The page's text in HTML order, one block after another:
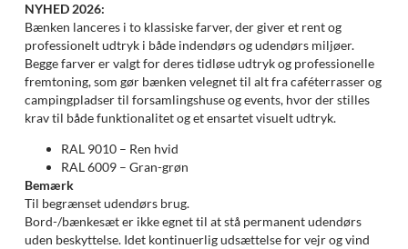
NYHED 2026:
Bænken lanceres i to klassiske farver, der giver et rent og
professionelt udtryk i både indendørs og udendørs miljøer.
Begge farver er valgt for deres tidløse udtryk og professionelle
fremtoning, som gør bænken velegnet til alt fra caféterrasser og
campingpladser til forsamlingshuse og events, hvor der stilles
krav til både funktionalitet og et ensartet visuelt udtryk.
RAL 9010 – Ren hvid
RAL 6009 – Gran-grøn
Bemærk
Til begrænset udendørs brug.
Bord-/bænkesæt er ikke egnet til at stå permanent udendørs
uden beskyttelse. Idet kontinuerlig udsættelse for vejr og vind